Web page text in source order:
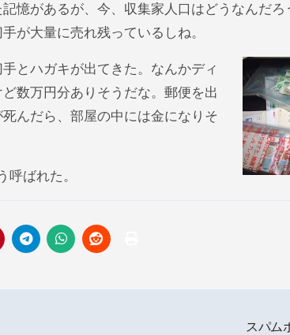
憶があるが、今、収集家人口はどうなんだろ
が大量に売れ残っているしね。
とハガキが出てきた。なんかディ
数万円分ありそうだな。郵便を出
んだら、部屋の中には金になりそ
ばれた。
スパム